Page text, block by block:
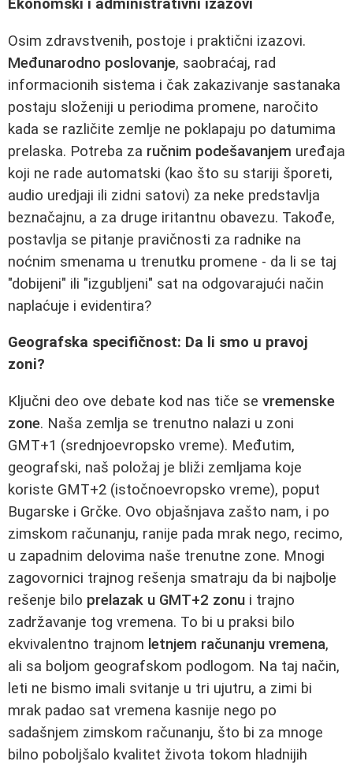
Ekonomski i administrativni izazovi
Osim zdravstvenih, postoje i praktični izazovi.
Međunarodno poslovanje, saobraćaj, rad
informacionih sistema i čak zakazivanje sastanaka
postaju složeniji u periodima promene, naročito
kada se različite zemlje ne poklapaju po datumima
prelaska. Potreba za ručnim podešavanjem uređaja
koji ne rade automatski (kao što su stariji šporeti,
audio uredjaji ili zidni satovi) za neke predstavlja
beznačajnu, a za druge iritantnu obavezu. Takođe,
postavlja se pitanje pravičnosti za radnike na
noćnim smenama u trenutku promene - da li se taj
"dobijeni" ili "izgubljeni" sat na odgovarajući način
naplaćuje i evidentira?
Geografska specifičnost: Da li smo u pravoj
zoni?
Ključni deo ove debate kod nas tiče se vremenske
zone. Naša zemlja se trenutno nalazi u zoni
GMT+1 (srednjoevropsko vreme). Međutim,
geografski, naš položaj je bliži zemljama koje
koriste GMT+2 (istočnoevropsko vreme), poput
Bugarske i Grčke. Ovo objašnjava zašto nam, i po
zimskom računanju, ranije pada mrak nego, recimo,
u zapadnim delovima naše trenutne zone. Mnogi
zagovornici trajnog rešenja smatraju da bi najbolje
rešenje bilo prelazak u GMT+2 zonu i trajno
zadržavanje tog vremena. To bi u praksi bilo
ekvivalentno trajnom letnjem računanju vremena,
ali sa boljom geografskom podlogom. Na taj način,
leti ne bismo imali svitanje u tri ujutru, a zimi bi
mrak padao sat vremena kasnije nego po
sadašnjem zimskom računanju, što bi za mnoge
bilno poboljšalo kvalitet života tokom hladnijih